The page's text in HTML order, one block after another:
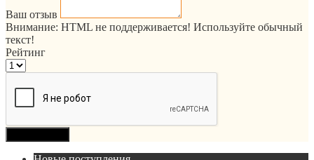
Ваш отзыв
Внимание: HTML не поддерживается! Используйте обычный
текст!
Рейтинг